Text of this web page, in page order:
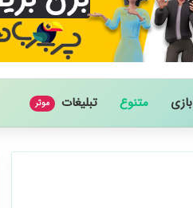
بازی متنوع تبلیغات موثر